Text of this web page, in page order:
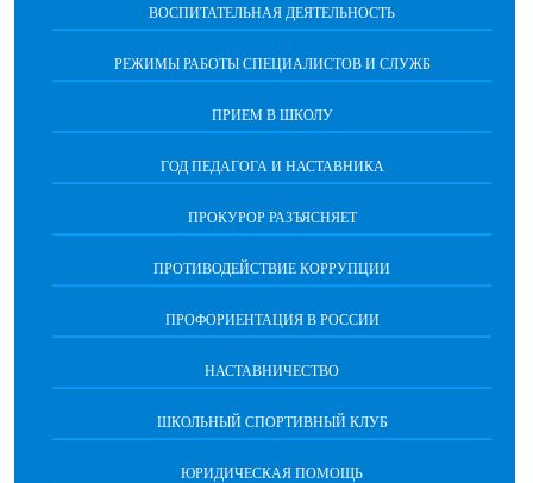
ВОСПИТАТЕЛЬНАЯ ДЕЯТЕЛЬНОСТЬ
РЕЖИМЫ РАБОТЫ СПЕЦИАЛИСТОВ И СЛУЖБ
ПРИЕМ В ШКОЛУ
ГОД ПЕДАГОГА И НАСТАВНИКА
ПРОКУРОР РАЗЪЯСНЯЕТ
ПРОТИВОДЕЙСТВИЕ КОРРУПЦИИ
ПРОФОРИЕНТАЦИЯ В РОССИИ
НАСТАВНИЧЕСТВО
ШКОЛЬНЫЙ СПОРТИВНЫЙ КЛУБ
ЮРИДИЧЕСКАЯ ПОМОЩЬ